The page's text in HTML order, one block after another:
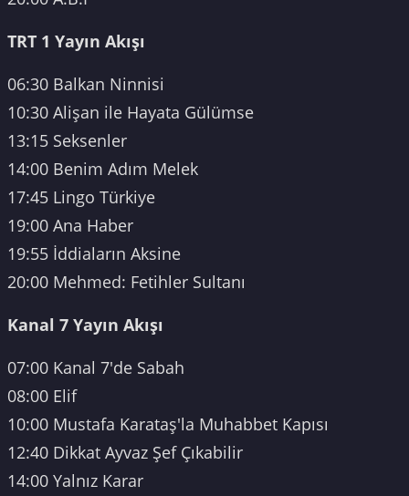
TRT 1 Yayın Akışı
06:30 Balkan Ninnisi
10:30 Alişan ile Hayata Gülümse
13:15 Seksenler
14:00 Benim Adım Melek
17:45 Lingo Türkiye
19:00 Ana Haber
19:55 İddiaların Aksine
20:00 Mehmed: Fetihler Sultanı
Kanal 7 Yayın Akışı
07:00 Kanal 7'de Sabah
08:00 Elif
10:00 Mustafa Karataş'la Muhabbet Kapısı
12:40 Dikkat Ayvaz Şef Çıkabilir
14:00 Yalnız Karar